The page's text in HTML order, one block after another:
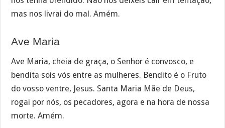
mas nos livrai do mal. Amém.
Ave Maria
Ave Maria, cheia de graça, o Senhor é convosco, e
bendita sois vós entre as mulheres. Bendito é o Fruto
do vosso ventre, Jesus. Santa Maria Mãe de Deus,
rogai por nós, os pecadores, agora e na hora de nossa
morte. Amém.